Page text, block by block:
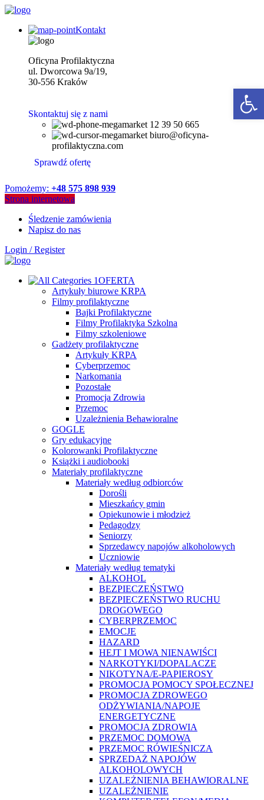
Kontakt
Oficyna Profilaktyczna
ul. Dworcowa 9a/19,
30-556 Kraków
Skontaktuj się z nami
12 39 50 665
biuro@oficyna-
profilaktyczna.com
Sprawdź ofertę
Pomożemy: +48 575 898 939
Strona internetowa
Śledzenie zamówienia
Napisz do nas
Login / Register
OFERTA
Artykuły biurowe KRPA
Filmy profilaktyczne
Bajki Profilaktyczne
Filmy Profilaktyka Szkolna
Filmy szkoleniowe
Gadżety profilaktyczne
Artykuły KRPA
Cyberprzemoc
Narkomania
Pozostałe
Promocja Zdrowia
Przemoc
Uzależnienia Behawioralne
GOGLE
Gry edukacyjne
Kolorowanki Profilaktyczne
Książki i audiobooki
Materiały profilaktyczne
Materiały według odbiorców
Dorośli
Mieszkańcy gmin
Opiekunowie i młodzież
Pedagodzy
Seniorzy
Sprzedawcy napojów alkoholowych
Uczniowie
Materiały według tematyki
ALKOHOL
BEZPIECZEŃSTWO
BEZPIECZEŃSTWO RUCHU
DROGOWEGO
CYBERPRZEMOC
EMOCJE
HAZARD
HEJT I MOWA NIENAWIŚCI
NARKOTYKI/DOPALACZE
NIKOTYNA/E-PAPIEROSY
PROMOCJA POMOCY SPOŁECZNEJ
PROMOCJA ZDROWEGO
ODŻYWIANIA/NAPOJE
ENERGETYCZNE
PROMOCJA ZDROWIA
PRZEMOC DOMOWA
PRZEMOC RÓWIEŚNICZA
SPRZEDAŻ NAPOJÓW
ALKOHOLOWYCH
UZALEŻNIENIA BEHAWIORALNE
UZALEŻNIENIE